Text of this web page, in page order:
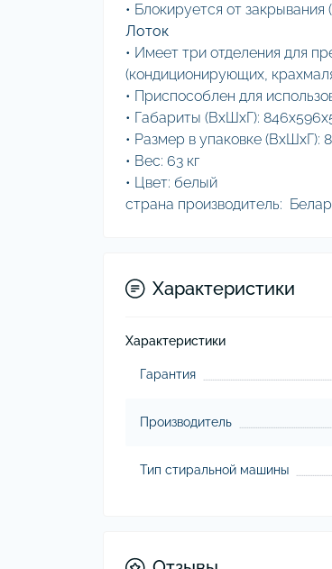
• Блокируется от
Лоток
• Имеет три отделения для
(кондиционирующих,
• Приспособлен для
• Габариты (ВхШхГ):
• Размер в упаковке (ВхШxГ):
• Вес: 63 кг
• Цвет: белый
страна производитель:
Характеристики
Характеристики
Гарантия
Производитель
Тип стиральной машины